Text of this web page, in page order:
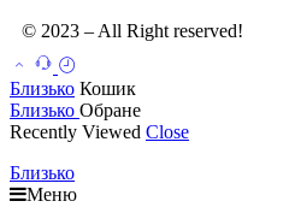
© 2023 – All Right reserved!
Близько Кошик
Близько Обране
Recently Viewed Close
Близько
Меню